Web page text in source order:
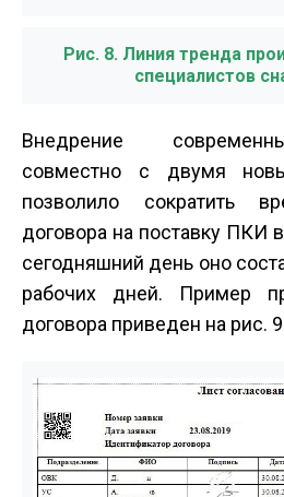
Рис. 8. Линия тренда
специалистов
Внедрение
совместно с двумя
позволило сократить
договора на поставку ПКИ
сегодняшний день оно
рабочих дней. Пример
договора приведен на рис.